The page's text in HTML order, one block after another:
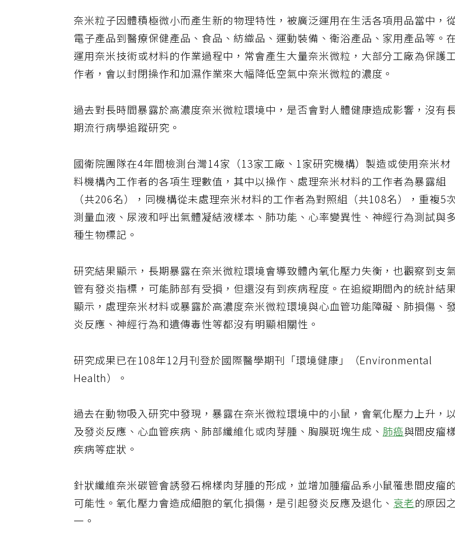
奈米粒子因體積極微小而產生新的物理特性，被廣泛運用在生活各項用品當中，
電子產品到醫療保健產品、食品、紡織品、運動裝備、衛浴產品、家用產品等。
運用奈米技術或材料的作業過程中，常會產生大量奈米微粒，大部分工廠為保護
作者，會以封閉操作和加濕作業來大幅降低空氣中奈米微粒的濃度。
過去對長時間暴露於高濃度奈米微粒環境中，是否會對人體健康造成影響，沒有
期流行病學追蹤研究。
國衛院團隊在4年間檢測台灣14家（13家工廠、1家研究機構）製造或使用奈米材
料機構內工作者的各項生理數值，其中以操作、處理奈米材料的工作者為暴露組
（共206名），同機構從未處理奈米材料的工作者為對照組（共108名），重複5
測量血液、尿液和呼出氣體凝結液樣本、肺功能、心率變異性、神經行為測試與
種生物標記。
研究結果顯示，長期暴露在奈米微粒環境會導致體內氧化壓力失衡，也觀察到支
管有發炎指標，可能肺部有受損，但還沒有到疾病程度。在追縱期間內的統計結
顯示，處理奈米材料或暴露於高濃度奈米微粒環境與心血管功能障礙、肺損傷、
炎反應、神經行為和遺傳毒性等都沒有明顯相關性。
研究成果已在108年12月刊登於國際醫學期刊「環境健康」（Environmental
Health）。
過去在動物吸入研究中發現，暴露在奈米微粒環境中的小鼠，會氧化壓力上升，
及發炎反應、心血管疾病、肺部纖維化或肉芽腫、胸膜斑塊生成、肺癌與間皮瘤
疾病等症狀。
針狀纖維奈米碳管會誘發石棉樣肉芽腫的形成，並增加腫瘤品系小鼠罹患間皮瘤
可能性。氧化壓力會造成細胞的氧化損傷，是引起發炎反應及退化、衰老的原因
一。